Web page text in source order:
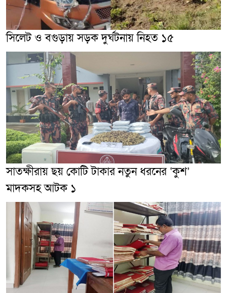
সিলেট ও বগুড়ায় সড়ক দুর্ঘটনায় নিহত ১৫
সাতক্ষীরায় ছয় কোটি টাকার নতুন ধরনের ‘কুশ’
মাদকসহ আটক ১